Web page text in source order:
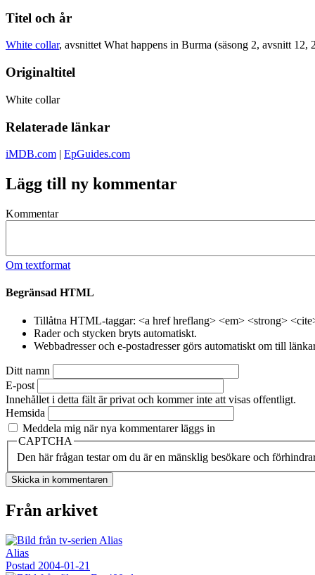
Titel och år
White collar, avsnittet What happens in Burma (säsong 2, avsnitt 12,
Originaltitel
White collar
Relaterade länkar
iMDB.com | EpGuides.com
Lägg till ny kommentar
Kommentar
Om textformat
Begränsad HTML
Tillåtna HTML-taggar: <a href hreflang> <em> <strong>
Rader och stycken bryts automatiskt.
Webbadresser och e-postadresser görs automatiskt om till
Ditt namn
E-post
Innehållet i detta fält är privat och kommer inte att visas offentligt.
Hemsida
Meddela mig när nya kommentarer läggs in
CAPTCHA
Den här frågan testar om du är en mänsklig besökare och
Från arkivet
Alias
Postad 2004-01-21